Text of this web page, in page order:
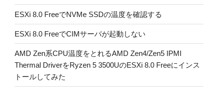
ESXi 8.0 FreeでNVMe SSDの温度を確認する
ESXi 8.0 FreeでCIMサーバが起動しない
AMD Zen系CPU温度をとれるAMD Zen4/Zen5 IPMI
Thermal DriverをRyzen 5 3500UのESXi 8.0 Freeにインス
トールしてみた